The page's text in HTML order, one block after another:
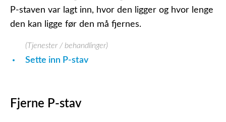
P-staven var lagt inn, hvor den ligger og hvor lenge
den kan ligge før den må fjernes.
(Tjenester / behandlinger)
Sette inn P-stav
Fjerne P-stav